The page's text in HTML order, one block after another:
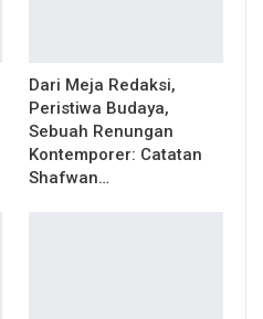
Dari Meja Redaksi,
Peristiwa Budaya,
Sebuah Renungan
Kontemporer: Catatan
Shafwan…